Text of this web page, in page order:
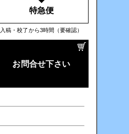
特急便
入稿・校了から3時間（要確認）
お問合せ下さい